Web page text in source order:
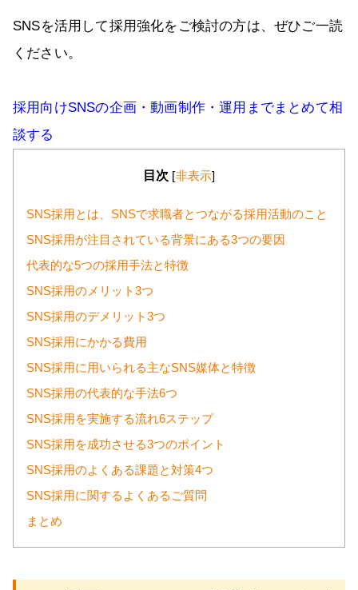
SNSを活用して採用強化をご検討の方は、ぜひご一読
ください。
採用向けSNSの企画・動画制作・運用までまとめて相
談する
目次 [非表示]
SNS採用とは、SNSで求職者とつながる採用活動のこと
SNS採用が注目されている背景にある3つの要因
代表的な5つの採用手法と特徴
SNS採用のメリット3つ
SNS採用のデメリット3つ
SNS採用にかかる費用
SNS採用に用いられる主なSNS媒体と特徴
SNS採用の代表的な手法6つ
SNS採用を実施する流れ6ステップ
SNS採用を成功させる3つのポイント
SNS採用のよくある課題と対策4つ
SNS採用に関するよくあるご質問
まとめ